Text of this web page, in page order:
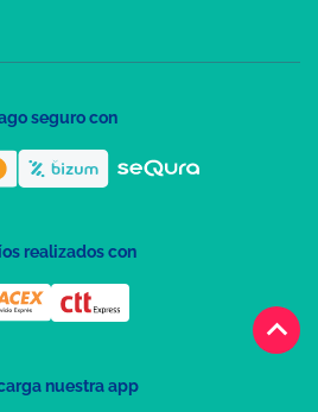
keyboard_arrow_up
seguro con
realizados con
nuestra app